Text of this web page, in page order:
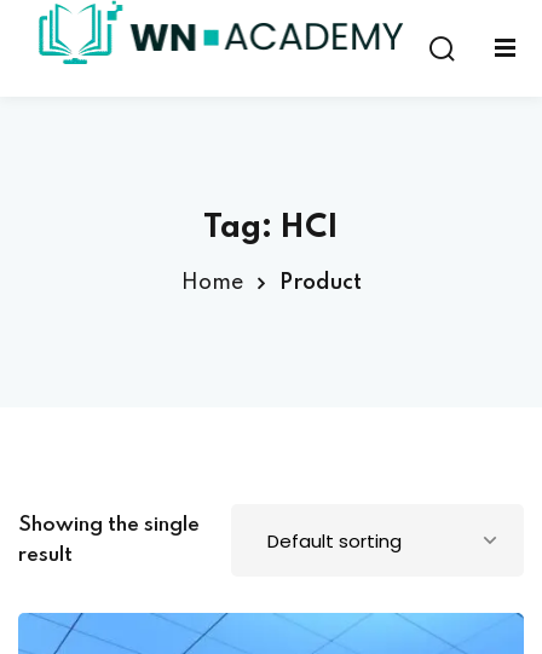
Tag: HCI
Home Product
Showing the single
result